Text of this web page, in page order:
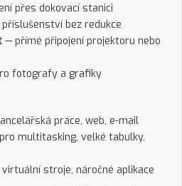
přes dokovací stanici
bez redukce
— přímé připojení projektoru nebo
fotografy a grafiky
práce, web, e-mail
multitasking, velké tabulky,
stroje, náročné aplikace